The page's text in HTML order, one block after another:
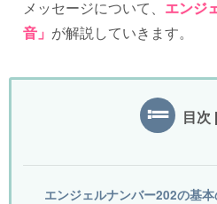
メッセージについて、 エンジ
音」 が解説していきます。
目次
エンジェルナンバー202の基本